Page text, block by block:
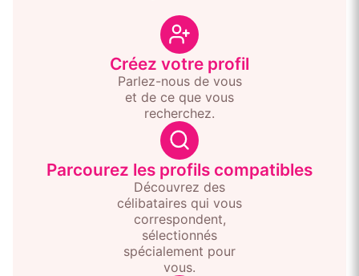
Créez votre profil
Parlez-nous de vous
et de ce que vous
recherchez.
Parcourez les profils compatibles
Découvrez des
célibataires qui vous
correspondent,
sélectionnés
spécialement pour
vous.